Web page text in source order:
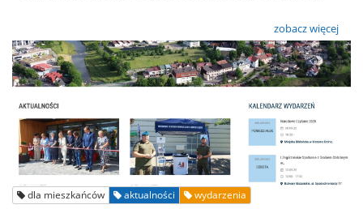
zobacz więcej
dla mieszkańców aktualności wydarzenia